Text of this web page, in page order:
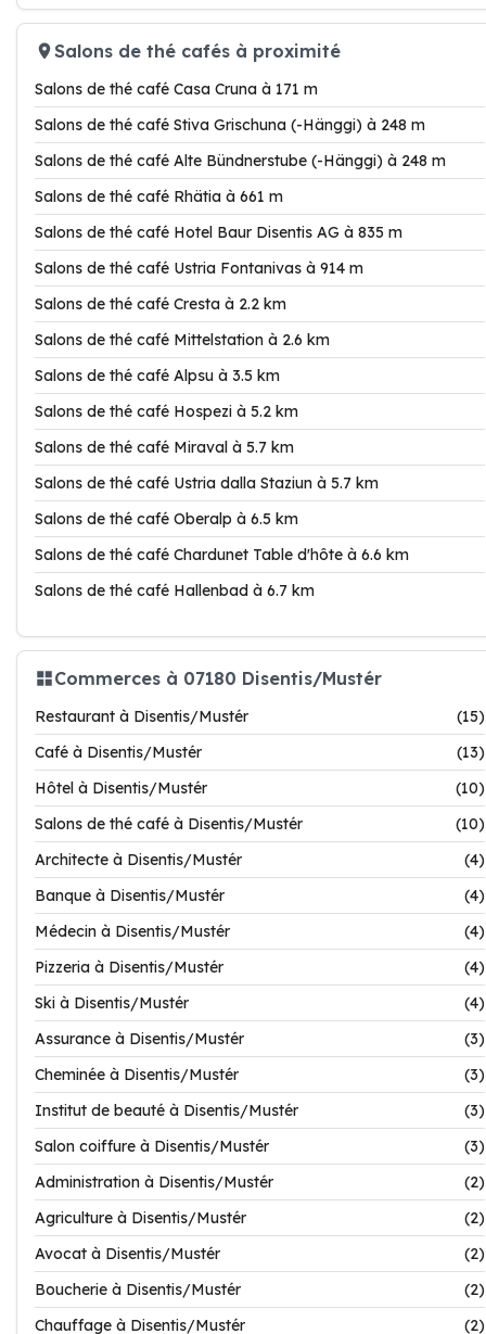
Salons de thé cafés à proximité
Salons de thé café Casa Cruna à 171 m
Salons de thé café Stiva Grischuna (-Hänggi) à 248 m
Salons de thé café Alte Bündnerstube (-Hänggi) à 248 m
Salons de thé café Rhätia à 661 m
Salons de thé café Hotel Baur Disentis AG à 835 m
Salons de thé café Ustria Fontanivas à 914 m
Salons de thé café Cresta à 2.2 km
Salons de thé café Mittelstation à 2.6 km
Salons de thé café Alpsu à 3.5 km
Salons de thé café Hospezi à 5.2 km
Salons de thé café Miraval à 5.7 km
Salons de thé café Ustria dalla Staziun à 5.7 km
Salons de thé café Oberalp à 6.5 km
Salons de thé café Chardunet Table d'hôte à 6.6 km
Salons de thé café Hallenbad à 6.7 km
Commerces à 07180 Disentis/Mustér
Restaurant à Disentis/Mustér
(15)
Café à Disentis/Mustér
(13)
Hôtel à Disentis/Mustér
(10)
Salons de thé café à Disentis/Mustér
(10)
Architecte à Disentis/Mustér
(4)
Banque à Disentis/Mustér
(4)
Médecin à Disentis/Mustér
(4)
Pizzeria à Disentis/Mustér
(4)
Ski à Disentis/Mustér
(4)
Assurance à Disentis/Mustér
(3)
Cheminée à Disentis/Mustér
(3)
Institut de beauté à Disentis/Mustér
(3)
Salon coiffure à Disentis/Mustér
(3)
Administration à Disentis/Mustér
(2)
Agriculture à Disentis/Mustér
(2)
Avocat à Disentis/Mustér
(2)
Boucherie à Disentis/Mustér
(2)
Chauffage à Disentis/Mustér
(2)